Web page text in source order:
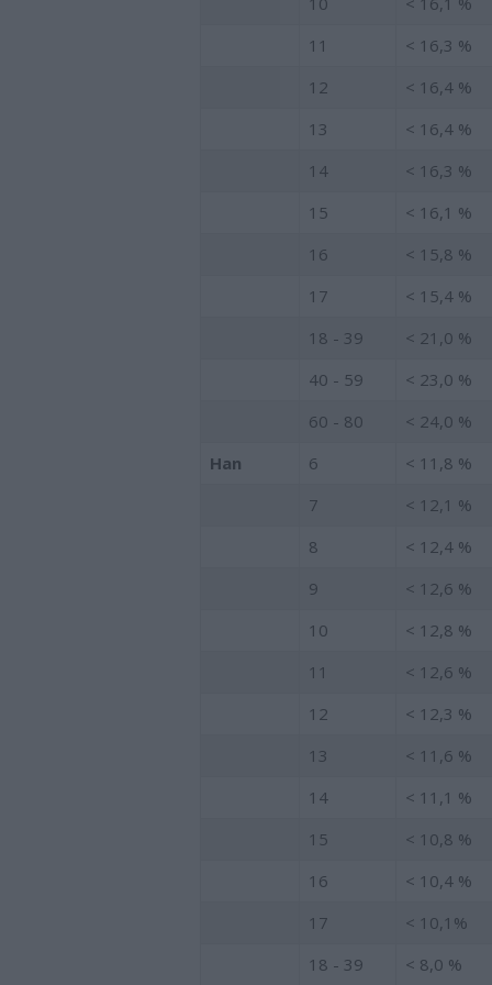
11
< 16,3 %
12
< 16,4 %
13
< 16,4 %
14
< 16,3 %
15
< 16,1 %
16
< 15,8 %
17
< 15,4 %
18 - 39
< 21,0 %
40 - 59
< 23,0 %
60 - 80
< 24,0 %
Han
6 < 11,8 %
7
< 12,1 %
8
< 12,4 %
9
< 12,6 %
10
< 12,8 %
11
< 12,6 %
12
< 12,3 %
13
< 11,6 %
14
< 11,1 %
15
< 10,8 %
16
< 10,4 %
17
< 10,1%
18 - 39
< 8,0 %